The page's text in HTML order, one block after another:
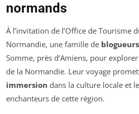
normands
À l’invitation de l’Office de Tourisme
Normandie, une famille de
Somme, près d’Amiens, pour
de la Normandie. Leur voyage
immersion dans la culture locale et
enchanteurs de cette région.